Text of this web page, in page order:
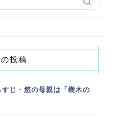
投稿
じ・悠の母親は「樹木の